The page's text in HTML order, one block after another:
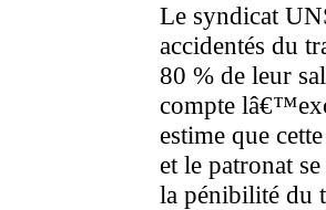
Le syndicat
accidentés du
80 % de leur
compte
estime que
et le patronat
la pénibilité du